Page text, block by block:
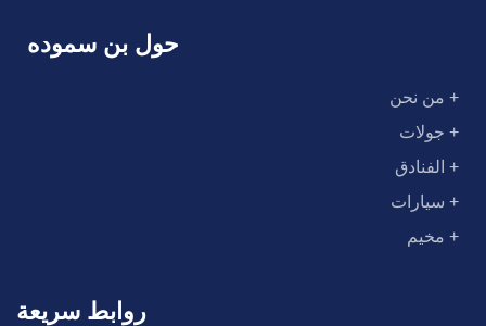
حول بن سموده
+ من نحن
+ جولات
+ الفنادق
+ سيارات
+ مخيم
روابط سريعة